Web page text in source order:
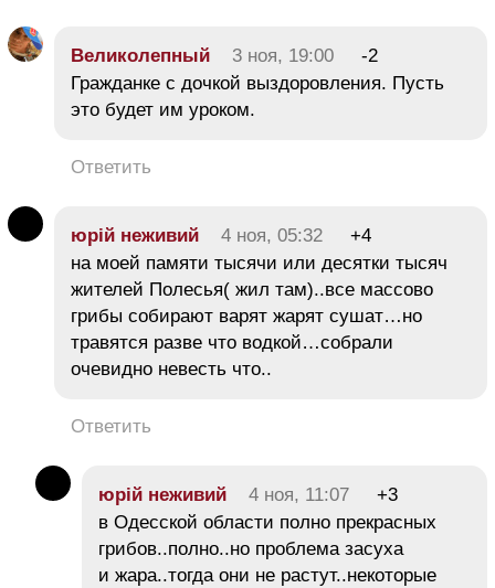
Великолепный 3 ноя, 19:00
-2
Гражданке с дочкой выздоровления. Пусть
это будет им уроком.
Ответить
юрій неживий 4 ноя, 05:32
+4
на моей памяти тысячи или десятки тысяч
жителей Полесья( жил там)..все массово
грибы собирают варят жарят сушат…но
травятся разве что водкой…собрали
очевидно невесть что..
Ответить
юрій неживий 4 ноя, 11:07
+3
в Одесской области полно прекрасных
грибов..полно..но проблема засуха
и жара..тогда они не растут..некоторые